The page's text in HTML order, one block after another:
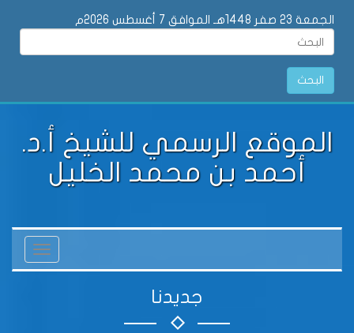
الجمعة 23 صفر 1448هـ الموافق 7 أغسطس 2026م
البحث
الموقع الرسمي للشيخ أ.د.
أحمد بن محمد الخليل
Toggle
جديدنا